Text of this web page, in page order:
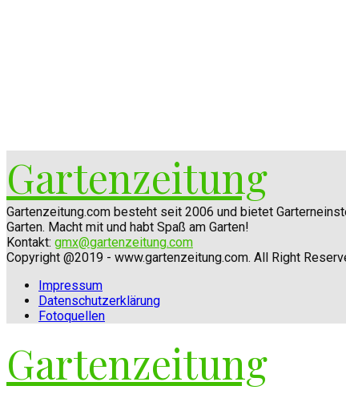
Gartenzeitung
Gartenzeitung.com besteht seit 2006 und bietet
Garten. Macht mit und habt Spaß am Garten!
Kontakt: gmx@gartenzeitung.com
Copyright @2019 - www.gartenzeitung.com. All Right
Impressum
Datenschutzerklärung
Fotoquellen
Gartenzeitung